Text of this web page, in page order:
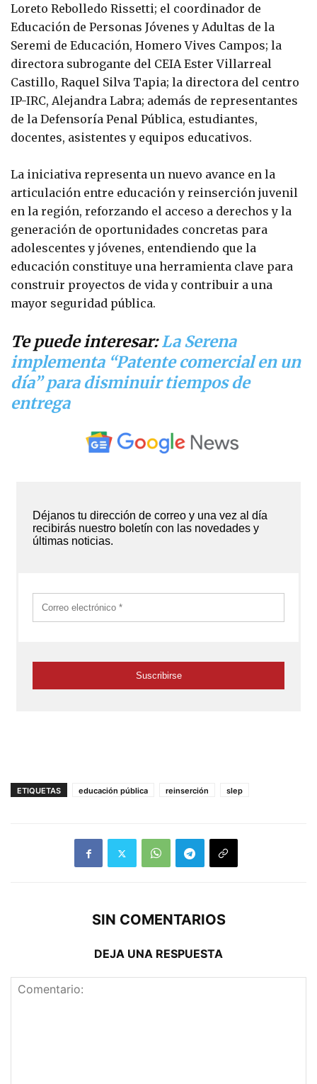
Loreto Rebolledo Rissetti; el coordinador de
Educación de Personas Jóvenes y Adultas de la
Seremi de Educación, Homero Vives Campos; la
directora subrogante del CEIA Ester Villarreal
Castillo, Raquel Silva Tapia; la directora del centro
IP-IRC, Alejandra Labra; además de representantes
de la Defensoría Penal Pública, estudiantes,
docentes, asistentes y equipos educativos.
La iniciativa representa un nuevo avance en la
articulación entre educación y reinserción juvenil
en la región, reforzando el acceso a derechos y la
generación de oportunidades concretas para
adolescentes y jóvenes, entendiendo que la
educación constituye una herramienta clave para
construir proyectos de vida y contribuir a una
mayor seguridad pública.
Te puede interesar:La Serena
implementa “Patente comercial en un
día” para disminuir tiempos de
entrega
ETIQUETAS educación pública reinserción slep
SIN COMENTARIOS
DEJA UNA RESPUESTA